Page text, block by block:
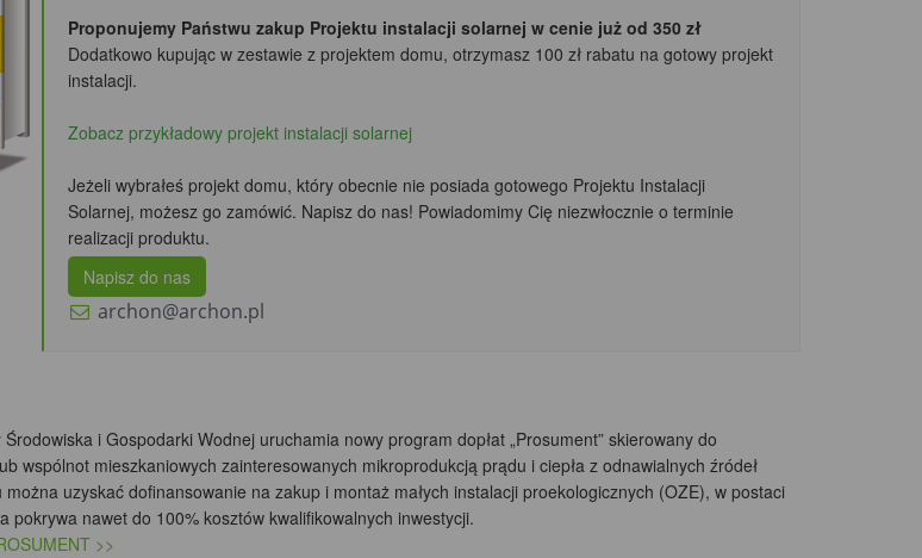
Proponujemy Państwu zakup Projektu instalacji solarnej w cenie już od 350 zł
Dodatkowo kupując w zestawie z projektem domu, otrzymasz 100 zł rabatu na gotowy projekt
instalacji.
Zobacz przykładowy projekt instalacji solarnej
Jeżeli wybrałeś projekt domu, który obecnie nie posiada gotowego Projektu Instalacji
Solarnej, możesz go zamówić. Napisz do nas! Powiadomimy Cię niezwłocznie o terminie
realizacji produktu.
Napisz do nas
archon@archon.pl
i Gospodarki Wodnej uruchamia nowy program dopłat „Prosument” skierowany do
wspólnot mieszkaniowych zainteresowanych mikroprodukcją prądu i ciepła z odnawialnych źródeł
uzyskać dofinansowanie na zakup i montaż małych instalacji proekologicznych (OZE), w postaci
pokrywa nawet do 100% kosztów kwalifikowalnych inwestycji.
>>